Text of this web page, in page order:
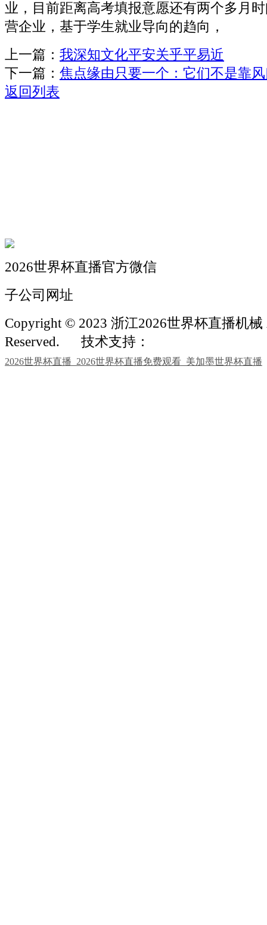
业，目前距离高考填报意愿还有两个多月
营企业，基于学生就业导向的趋向，
上一篇： 我深知文化平安关乎平易近
下一篇： 焦点缘由只要一个：它们不是靠
返回列表
2026世界杯直播官方微信
子公司网址
Copyright © 2023 浙江2026世界杯直播机械
Reserved.
技术支持：
2026世界杯直播_2026世界杯直播免费观看_美加墨世界杯直播